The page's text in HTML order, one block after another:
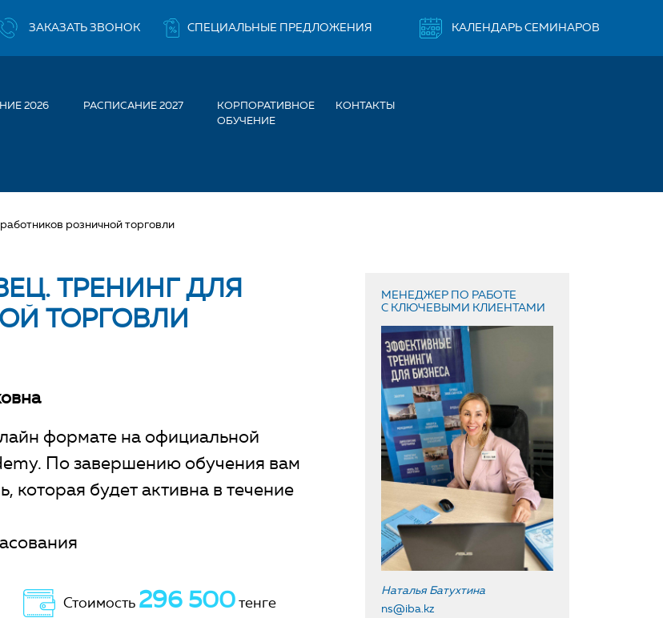
ЗАКАЗАТЬ ЗВОНОК СПЕЦИАЛЬНЫЕ ПРЕДЛОЖЕНИЯ КАЛЕНДАРЬ СЕМИНАРОВ
2026 РАСПИСАНИЕ 2027
КОРПОРАТИВНОЕ
ОБУЧЕНИЕ
КОНТАКТЫ
розничной торговли
ТРЕНИНГ ДЛЯ
ТОРГОВЛИ
формате на официальной
По завершению обучения вам
которая будет активна в течение
Стоимость 296 500тенге
МЕНЕДЖЕР ПО РАБОТЕ
С КЛЮЧЕВЫМИ КЛИЕНТАМИ
Наталья Батухтина
ns@iba.kz